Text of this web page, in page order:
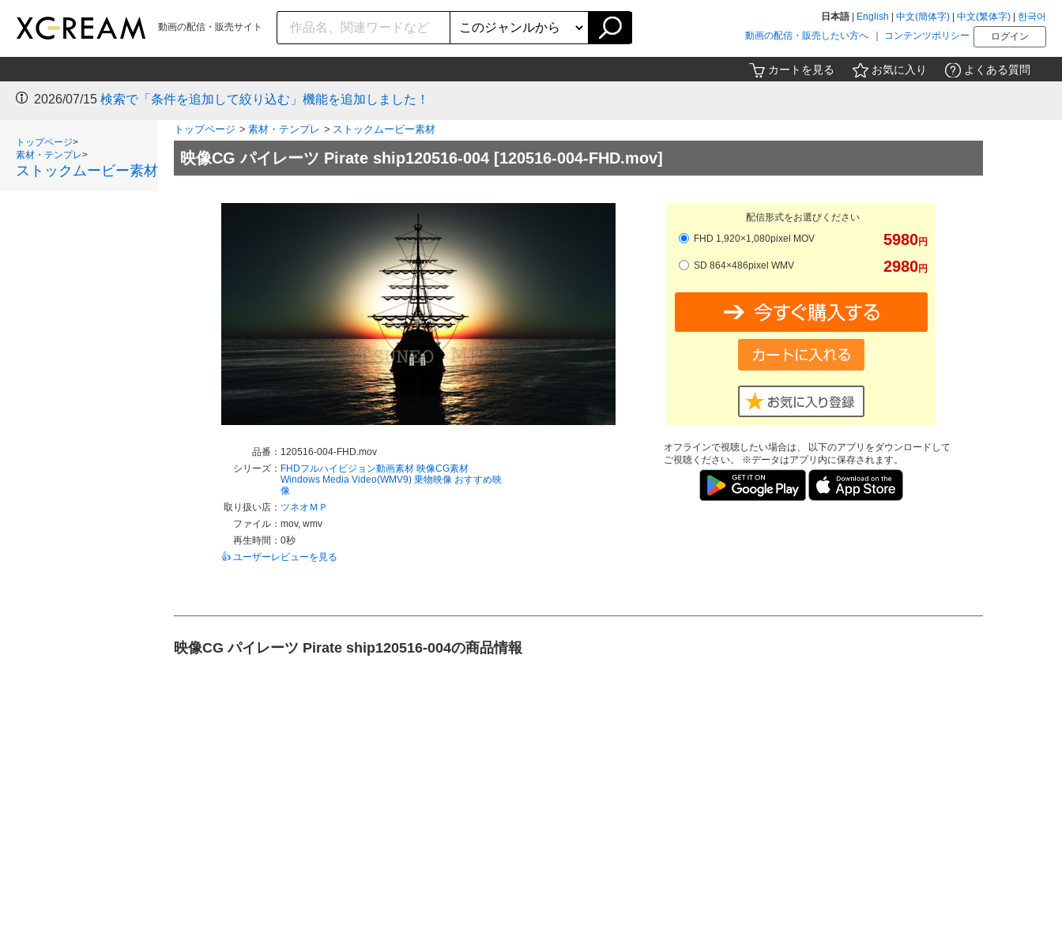
日本語 English 中文(簡体字) 中文(繁体字)
한국어
動画の配信・販売サイト
ログイン
コンテンツポリシー
動画の配信・販売したい方へ
カートを見る お気に入り よくある質問
2026/07/15 検索で「条件を追加して絞り込む」機能を追加しました！
トップページ>
素材・テンプレ>
ストックムービー素材
トップページ > 素材・テンプレ > ストックムービー素材
映像CG パイレーツ Pirate ship120516-004 [120516-004-FHD.mov]
品番： 120516-004-FHD.mov
シリーズ： FHDフルハイビジョン動画素材 映像CG素材
Windows Media Video(WMV9) 乗物映像 おすすめ映
像
取り扱い店： ツネオＭＰ
ファイル： mov, wmv
再生時間： 0秒
👍 ユーザーレビューを見る
配信形式をお選びください
5980円
FHD 1,920×1,080pixel MOV
2980円
SD 864×486pixel WMV
オフラインで視聴したい場合は、 以下のアプリをダウンロードして
ご視聴ください。 ※データはアプリ内に保存されます。
映像CG パイレーツ Pirate ship120516-004の商品情報